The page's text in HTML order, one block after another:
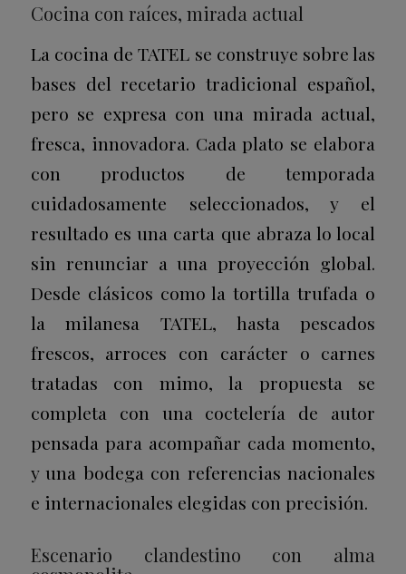
Cocina con raíces, mirada actual
La cocina de TATEL se construye sobre las
bases del recetario tradicional español,
pero se expresa con una mirada actual,
fresca, innovadora. Cada plato se elabora
con productos de temporada
cuidadosamente seleccionados, y el
resultado es una carta que abraza lo local
sin renunciar a una proyección global.
Desde clásicos como la tortilla trufada o
la milanesa TATEL, hasta pescados
frescos, arroces con carácter o carnes
tratadas con mimo, la propuesta se
completa con una coctelería de autor
pensada para acompañar cada momento,
y una bodega con referencias nacionales
e internacionales elegidas con precisión.
Escenario clandestino con alma